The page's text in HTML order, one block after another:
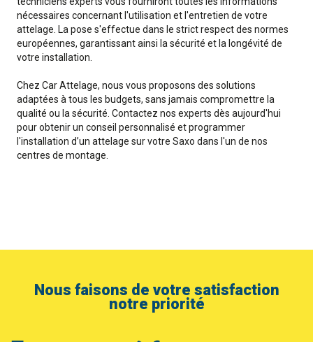
nécessaires concernant l'utilisation et l'entretien de votre
attelage. La pose s'effectue dans le strict respect des normes
européennes, garantissant ainsi la sécurité et la longévité de
votre installation.
Chez Car Attelage, nous vous proposons des solutions
adaptées à tous les budgets, sans jamais compromettre la
qualité ou la sécurité. Contactez nos experts dès aujourd'hui
pour obtenir un conseil personnalisé et programmer
l'installation d’un attelage sur votre Saxo dans l'un de nos
centres de montage.
Nous faisons de votre satisfaction
notre priorité